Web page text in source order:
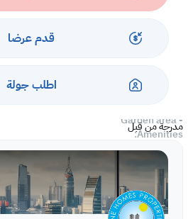
قدم عرضا
اطلب جولة
مدرجة من قبل
with fully-fitted cabinets with all major
- Garden area
Amenities:
of Electricity Water & Municipality Tax
Charges